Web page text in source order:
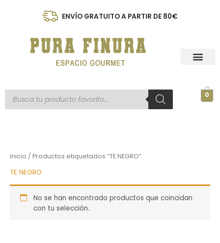
ENVÍO GRATUITO A PARTIR DE 80€
Búsqueda
de
productos
0
Inicio / Productos etiquetados “TE NEGRO”
TE NEGRO
No se han encontrado productos que coincidan
con tu selección.